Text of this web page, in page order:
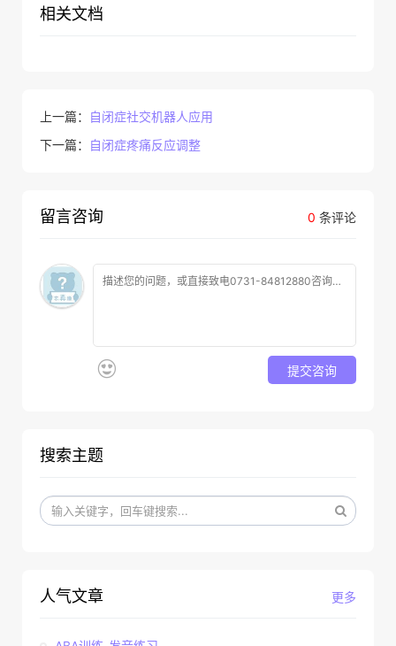
相关文档
上一篇：
自闭症社交机器人应用
下一篇：
自闭症疼痛反应调整
0 条评论
留言咨询
提交咨询
搜索主题
更多
人气文章